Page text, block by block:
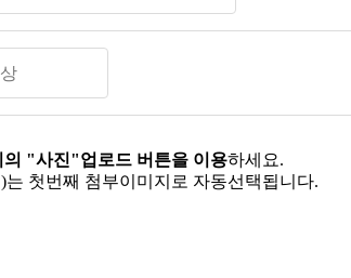
의 "사진"업로드 버튼을 이용하세요.
첫번째 첨부이미지로 자동선택됩니다.